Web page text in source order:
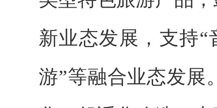
新业态发展，支持“
游”等融合业态发展